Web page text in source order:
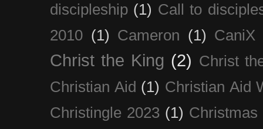
discipleship (1) Call to
2010 (1) Cameron (1) CaniX
Christ the King (2) Christ
Christian Aid (1) Christian Aid
Christingle 2023 (1) Christmas